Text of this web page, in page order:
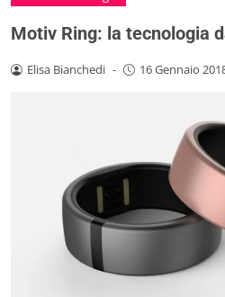
Motiv Ring: la tecnologia
Elisa Bianchedi - 16 Gennaio